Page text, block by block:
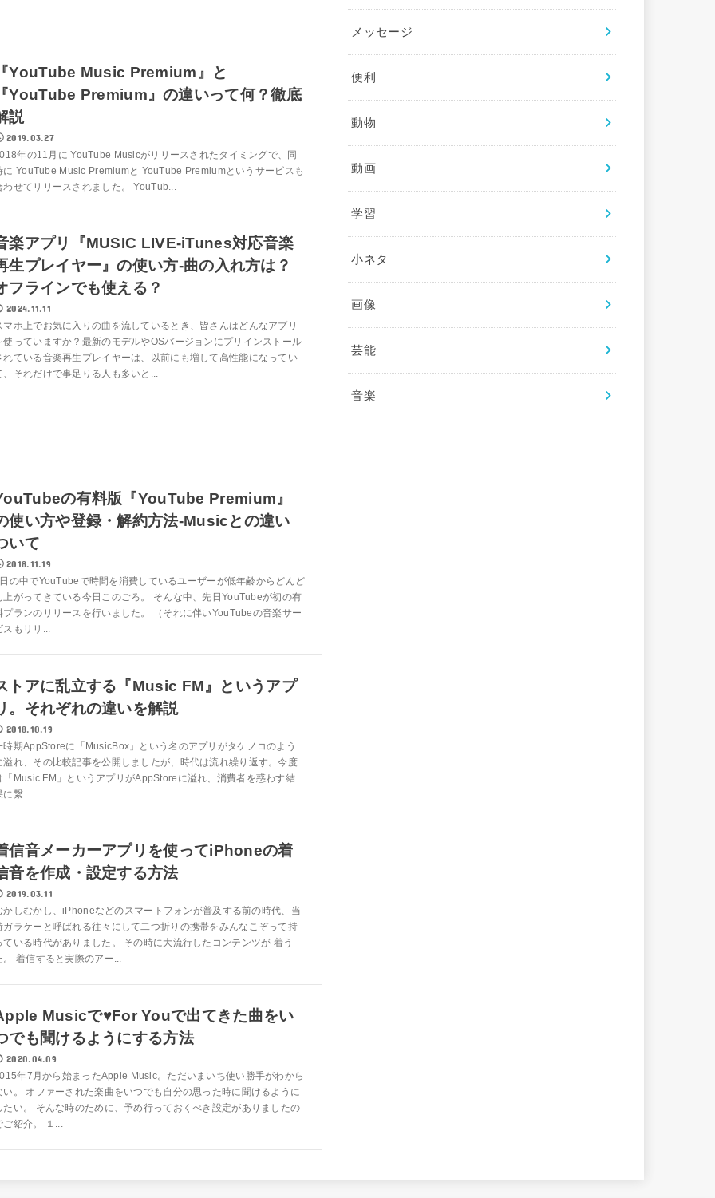
YouTube Music Premium』と
YouTube Premium』の違いって何？徹底
説
2019.03.27
年の11月に YouTube Musicがリリースされたタイミングで、同
に YouTube Music Premiumと YouTube Premiumというサービスも
わせてリリースされました。 YouTub...
楽アプリ『MUSIC LIVE-iTunes対応音楽
生プレイヤー』の使い方-曲の入れ方は？
フラインでも使える？
2024.11.11
マホ上でお気に入りの曲を流しているとき、皆さんはどんなアプリ
使っていますか？最新のモデルやOSバージョンにプリインストール
れている音楽再生プレイヤーは、以前にも増して高性能になってい
、それだけで事足りる人も多いと...
の有料版『YouTube Premium』
使い方や登録・解約方法-Musicとの違い
いて
2018.11.19
の中でYouTubeで時間を消費しているユーザーが低年齢からどんど
上がってきている今日このごろ。 そんな中、先日YouTubeが初の有
プランのリリースを行いました。 （それに伴いYouTubeの音楽サー
スもリリ...
トアに乱立する『Music FM』というアプ
。それぞれの違いを解説
2018.10.19
時期AppStoreに「MusicBox」という名のアプリがタケノコのよう
溢れ、その比較記事を公開しましたが、時代は流れ繰り返す。今度
「Music FM」というアプリがAppStoreに溢れ、消費者を惑わす結
に繋...
信音メーカーアプリを使ってiPhoneの着
音を作成・設定する方法
2019.03.11
かしむかし、iPhoneなどのスマートフォンが普及する前の時代、当
ガラケーと呼ばれる往々にして二つ折りの携帯をみんなこぞって持
ている時代がありました。 その時に大流行したコンテンツが 着う
。 着信すると実際のアー...
Musicで♥For Youで出てきた曲をい
でも聞けるようにする方法
2020.04.09
年7月から始まったApple Music。ただいまいち使い勝手がわから
い。 オファーされた楽曲をいつでも自分の思った時に聞けるように
たい。 そんな時のために、予め行っておくべき設定がありましたの
ご紹介。 １...
メッセージ
便利
動物
動画
学習
小ネタ
画像
芸能
音楽